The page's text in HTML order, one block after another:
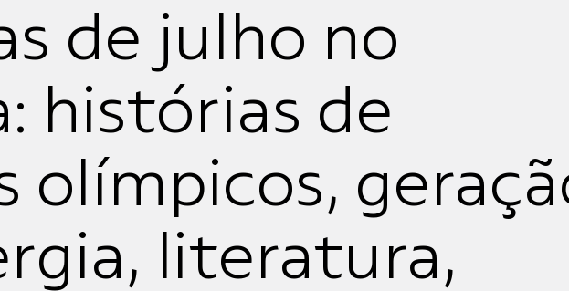
de julho no
histórias de
olímpicos,
literatura,